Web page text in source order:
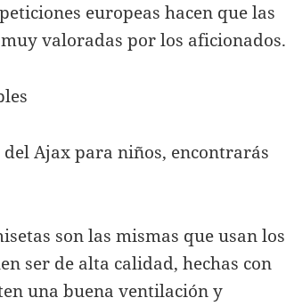
europeas hacen que las
valoradas por los aficionados.
Ajax para niños, encontrarás
son las mismas que usan los
ser de alta calidad, hechas con
una buena ventilación y